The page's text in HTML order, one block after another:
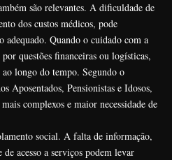
são relevantes. A dificuldade de
dos custos médicos, pode
adequado. Quando o cuidado com a
questões financeiras ou logísticas,
longo do tempo. Segundo o
Aposentados, Pensionistas e Idosos,
complexos e maior necessidade de
social. A falta de informação,
acesso a serviços podem levar